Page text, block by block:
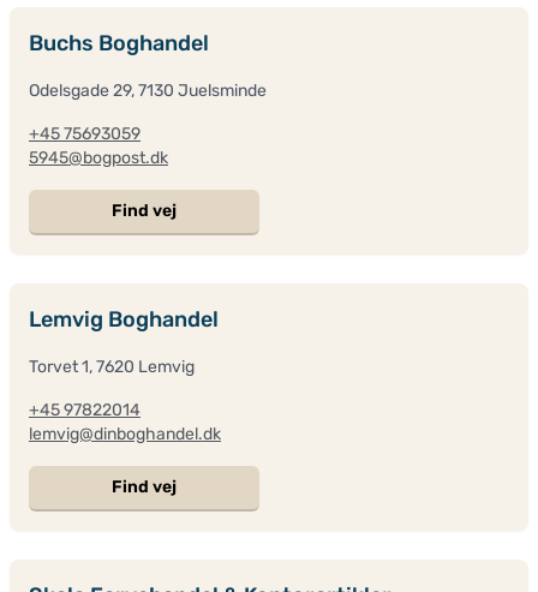
Buchs Boghandel
Odelsgade 29, 7130 Juelsminde
+45 75693059
5945@bogpost.dk
Find vej
Lemvig Boghandel
Torvet 1, 7620 Lemvig
+45 97822014
lemvig@dinboghandel.dk
Find vej